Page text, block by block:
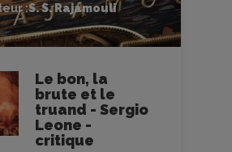
:S. S. Rajamouli
Le bon, la
brute et le
truand - Sergio
Leone -
critique